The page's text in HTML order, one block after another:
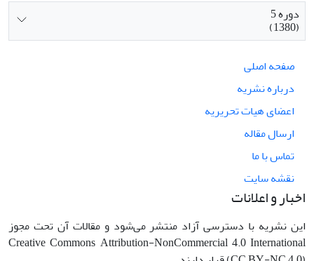
دوره 5
(1380)
صفحه اصلی
درباره نشریه
اعضای هیات تحریریه
ارسال مقاله
تماس با ما
نقشه سایت
اخبار و اعلانات
این نشریه با دسترسی آزاد منتشر می‌شود و مقالات آن تحت مجوز
Creative Commons Attribution-NonCommercial 4.0 International